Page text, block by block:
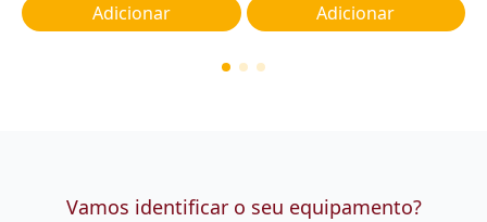
Adicionar Adicionar
Vamos identificar o seu equipamento?